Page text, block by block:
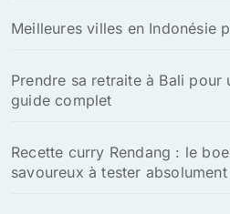
Meilleures villes en Indonésie
Prendre sa retraite à Bali pour
guide complet
Recette curry Rendang : le
savoureux à tester absolument